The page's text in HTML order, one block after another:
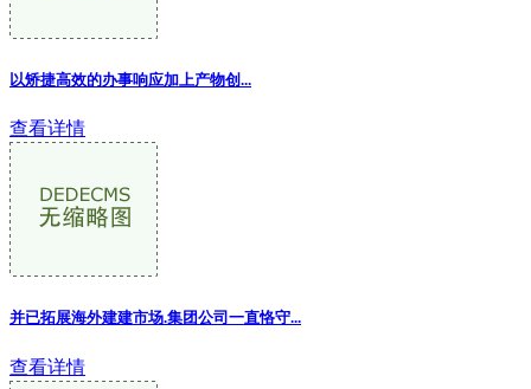
以矫捷高效的办事响应加上产物创...
查看详情
并已拓展海外建建市场.集团公司一直恪守...
查看详情